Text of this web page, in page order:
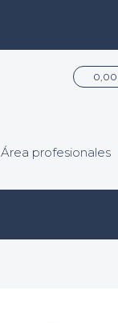
0,00
Área profesionales